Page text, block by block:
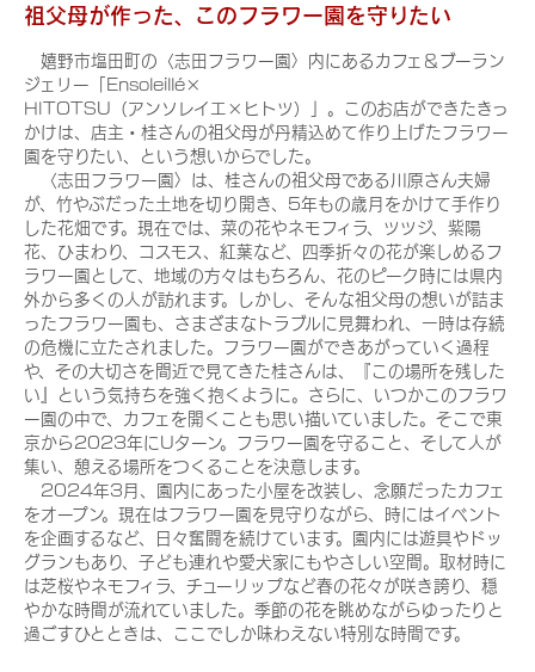
祖父母が作った、このフラワー園を守りたい
嬉野市塩田町の〈志田フラワー園〉内にあるカフェ＆ブーラン
ジェリー「Ensoleillé×
HITOTSU（アンソレイエ×ヒトツ）」。このお店ができたきっ
かけは、店主・桂さんの祖父母が丹精込めて作り上げたフラワー
園を守りたい、という想いからでした。
〈志田フラワー園〉は、桂さんの祖父母である川原さん夫婦
が、竹やぶだった土地を切り開き、5年もの歳月をかけて手作り
した花畑です。現在では、菜の花やネモフィラ、ツツジ、紫陽
花、ひまわり、コスモス、紅葉など、四季折々の花が楽しめるフ
ラワー園として、地域の方々はもちろん、花のピーク時には県内
外から多くの人が訪れます。しかし、そんな祖父母の想いが詰ま
ったフラワー園も、さまざまなトラブルに見舞われ、一時は存続
の危機に立たされました。フラワー園ができあがっていく過程
や、その大切さを間近で見てきた桂さんは、『この場所を残した
い』という気持ちを強く抱くように。さらに、いつかこのフラワ
ー園の中で、カフェを開くことも思い描いていました。そこで東
京から2023年にUターン。フラワー園を守ること、そして人が
集い、憩える場所をつくることを決意します。
2024年3月、園内にあった小屋を改装し、念願だったカフェ
をオープン。現在はフラワー園を見守りながら、時にはイベント
を企画するなど、日々奮闘を続けています。園内には遊具やドッ
グランもあり、子ども連れや愛犬家にもやさしい空間。取材時に
は芝桜やネモフィラ、チューリップなど春の花々が咲き誇り、穏
やかな時間が流れていました。季節の花を眺めながらゆったりと
過ごすひとときは、ここでしか味わえない特別な時間です。